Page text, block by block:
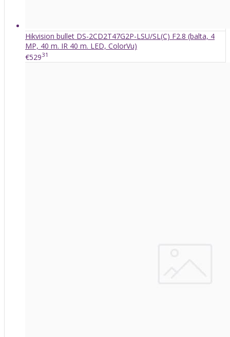
Hikvision bullet DS-2CD2T47G2P-LSU/SL(C) F2.8 (balta, 4
MP, 40 m. IR 40 m. LED, ColorVu)
€52931